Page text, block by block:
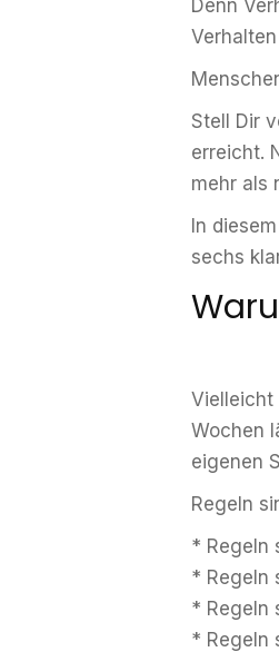
Denn
Stell Dir
erreicht.
mehr als
In
sechs
Vielleicht
Wochen
eigenen
Regeln
* Regeln
* Regeln
* Regeln
* Regeln